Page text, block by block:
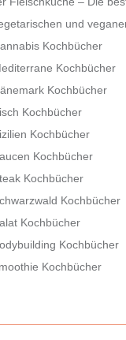
und
Kochbücher
Kochbücher
Kochbücher
Kochbücher
Kochbücher
Kochbücher
Kochbücher
Kochbücher
Kochbücher
Kochbücher
Kochbücher